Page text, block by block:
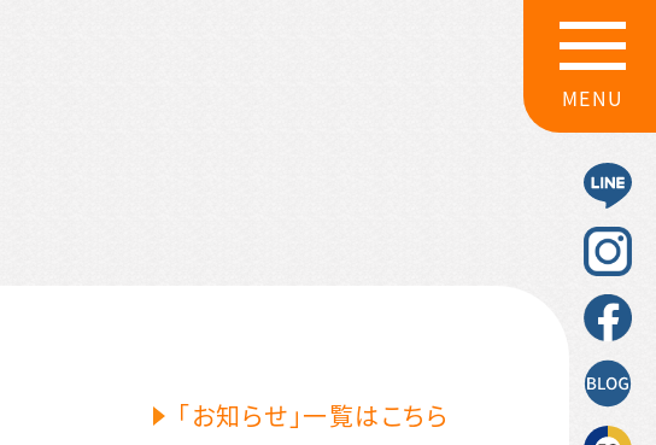
MENU
「お知らせ」一覧はこちら